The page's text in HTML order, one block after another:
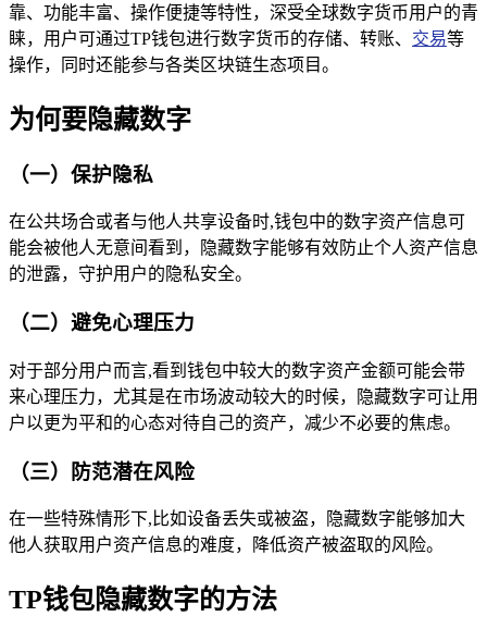
靠、功能丰富、操作便捷等特性，深受全球数字货币用户的青
睐，用户可通过TP钱包进行数字货币的存储、转账、 交易等
操作，同时还能参与各类区块链生态项目。
为何要隐藏数字
（一）保护隐私
在公共场合或者与他人共享设备时,钱包中的数字资产信息可
能会被他人无意间看到，隐藏数字能够有效防止个人资产信息
的泄露，守护用户的隐私安全。
（二）避免心理压力
对于部分用户而言,看到钱包中较大的数字资产金额可能会带
来心理压力，尤其是在市场波动较大的时候，隐藏数字可让用
户以更为平和的心态对待自己的资产，减少不必要的焦虑。
（三）防范潜在风险
在一些特殊情形下,比如设备丢失或被盗，隐藏数字能够加大
他人获取用户资产信息的难度，降低资产被盗取的风险。
TP钱包隐藏数字的方法